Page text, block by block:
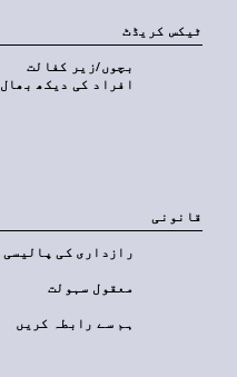
ٹیکس کریڈٹ
بچوں/زیر کفالت
افراد کی دیکھ بھال
قانونی
رازداری کی پالیسی
معقول سہولت
ہم سے رابطہ کریں